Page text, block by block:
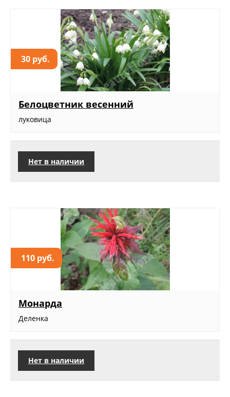
30 руб.
Белоцветник весенний
луковица
Нет в наличии
110 руб.
Монарда
Деленка
Нет в наличии